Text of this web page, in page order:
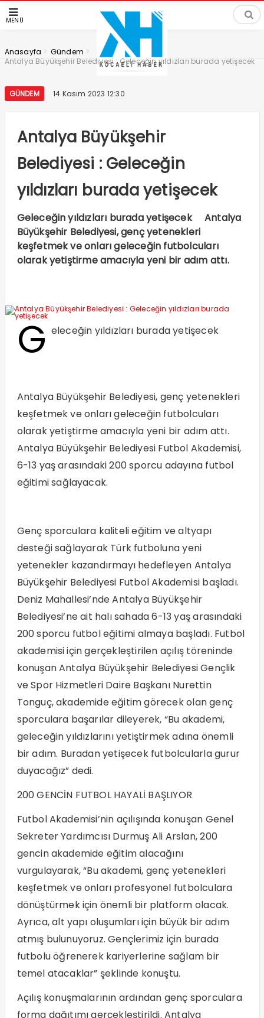
MENÜ
Anasayfa > Gündem >
Antalya Büyükşehir Belediyesi : Geleceğin yıldızları burada yetişecek
GÜNDEM 14 Kasım 2023 12:30
Antalya Büyükşehir
Belediyesi : Geleceğin
yıldızları burada yetişecek
Geleceğin yıldızları burada yetişecek Antalya
Büyükşehir Belediyesi, genç yetenekleri
keşfetmek ve onları geleceğin futbolcuları
olarak yetiştirme amacıyla yeni bir adım attı.
G eleceğin yıldızları burada yetişecek
Antalya Büyükşehir Belediyesi, genç yetenekleri
keşfetmek ve onları geleceğin futbolcuları
olarak yetiştirme amacıyla yeni bir adım attı.
Antalya Büyükşehir Belediyesi Futbol Akademisi,
6-13 yaş arasındaki 200 sporcu adayına futbol
eğitimi sağlayacak.
Genç sporculara kaliteli eğitim ve altyapı
desteği sağlayarak Türk futboluna yeni
yetenekler kazandırmayı hedefleyen Antalya
Büyükşehir Belediyesi Futbol Akademisi başladı.
Deniz Mahallesi’nde Antalya Büyükşehir
Belediyesi’ne ait halı sahada 6-13 yaş arasındaki
200 sporcu futbol eğitimi almaya başladı. Futbol
akademisi için gerçekleştirilen açılış töreninde
konuşan Antalya Büyükşehir Belediyesi Gençlik
ve Spor Hizmetleri Daire Başkanı Nurettin
Tonguç, akademide eğitim görecek olan genç
sporculara başarılar dileyerek, “Bu akademi,
geleceğin yıldızlarını yetiştirmek adına önemli
bir adım. Buradan yetişecek futbolcularla gurur
duyacağız” dedi.
200 GENCİN FUTBOL HAYALİ BAŞLIYOR
Futbol Akademisi’nin açılışında konuşan Genel
Sekreter Yardımcısı Durmuş Ali Arslan, 200
gencin akademide eğitim alacağını
vurgulayarak, “Bu akademi, genç yetenekleri
keşfetmek ve onları profesyonel futbolculara
dönüştürmek için önemli bir platform olacak.
Ayrıca, alt yapı oluşumları için büyük bir adım
atmış bulunuyoruz. Gençlerimiz için burada
futbolu öğrenerek kariyerlerine sağlam bir
temel atacaklar” şeklinde konuştu.
Açılış konuşmalarının ardından genç sporculara
forma dağıtımı gerçekleştirildi. Antalya